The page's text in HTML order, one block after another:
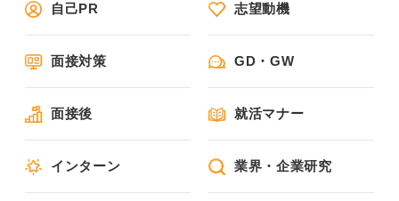
自己PR 志望動機
面接対策 GD・GW
面接後 就活マナー
インターン 業界・企業研究